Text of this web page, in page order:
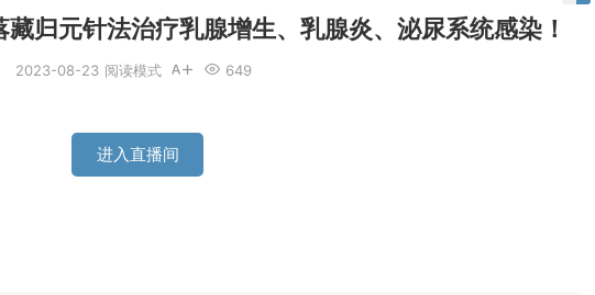
藏归元针法治疗乳腺增生、乳腺炎、泌尿系统感染！
2023-08-23 649
阅读模式
进入直播间